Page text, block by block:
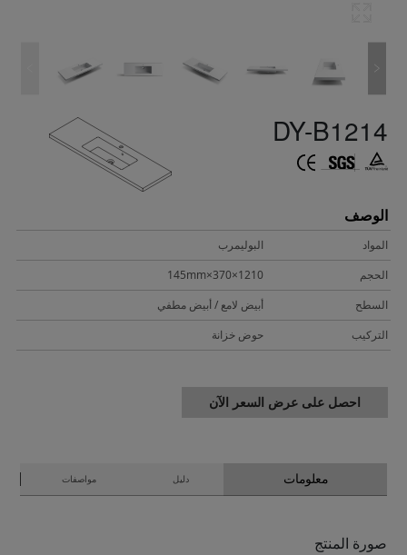
DY-B1214
الوصف
المواد
البوليمرب
الحجم
1210×370×145mm
السطح
أبيض لامع / أبيض مطفي
التركيب
حوض خزانة
احصل على عرض السعر الآن
معلومات دليل مواصفات
صورة المنتج